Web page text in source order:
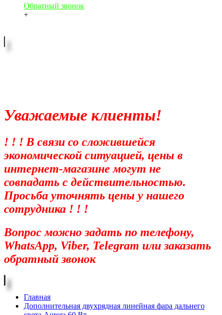
Обратный звонок
+
Уважаемые клиенты!
! ! ! В связи со сложившейся
экономической ситуацией, цены в
интернет-магазине могут не
совпадать с действительностью.
Просьба уточнять цены у нашего
сотрудника ! ! !
Вопрос можно задать по телефону,
WhatsApp, Viber, Telegram или заказать
обратный звонок
Главная
Дополнительная двухрядная линейная фара дальнего